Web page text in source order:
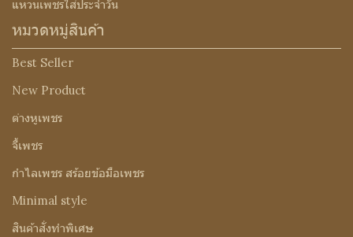
แหวนเพชรใส่ประจำวัน
หมวดหมู่สินค้า
Best Seller
New Product
ต่างหูเพชร
จี้เพชร
กำไลเพชร สร้อยข้อมือเพชร
Minimal style
สินค้าสั่งทำพิเศษ